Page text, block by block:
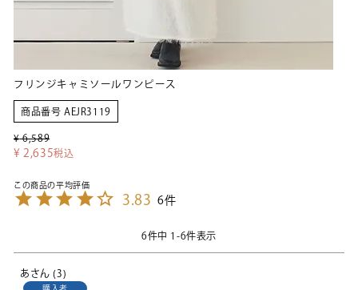
フリンジキャミソールワンピース
商品番号 AEJR3119
¥ 6,589
¥ 2,635税込
3.83 6
6件中 1 -6件表示
あ 3
購入者